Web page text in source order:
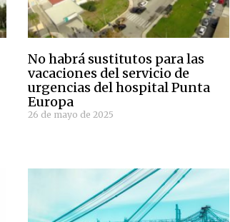
No habrá sustitutos para las
vacaciones del servicio de
urgencias del hospital Punta
Europa
26 de mayo de 2025